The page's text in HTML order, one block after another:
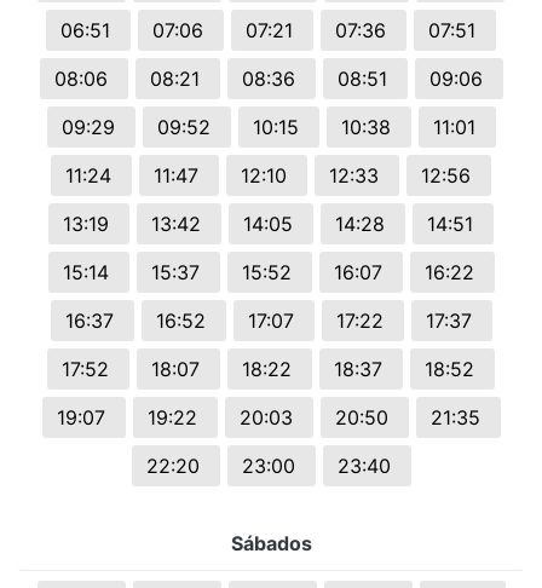
06:51 07:06 07:21 07:36
07:51
08:06
08:21 08:36 08:51
09:06
09:29
09:52 10:15 10:38
11:01
11:24
11:47 12:10 12:33
12:56
13:19
13:42 14:05 14:28
14:51
15:14
15:37 15:52 16:07
16:22
16:37
16:52 17:07 17:22
17:37
17:52
18:07 18:22 18:37
18:52
19:07
19:22 20:03 20:50
21:35
22:20
23:00 23:40
Sábados